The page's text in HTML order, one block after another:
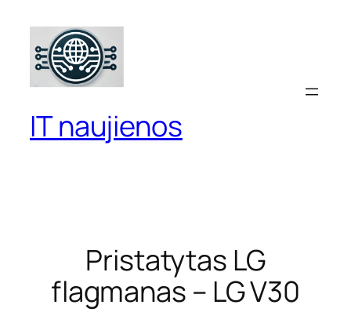
turinio
IT naujienos
Pristatytas LG
flagmanas – LG V30